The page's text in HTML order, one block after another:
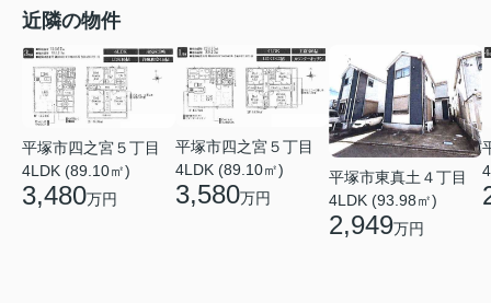
近隣の物件
平塚市四之宮５丁目
4LDK (89.10㎡)
3,480万円
平塚市四之宮５丁目
4LDK (89.10㎡)
3,580万円
平塚市東真土４丁目
4LDK (93.98㎡)
2,949万円